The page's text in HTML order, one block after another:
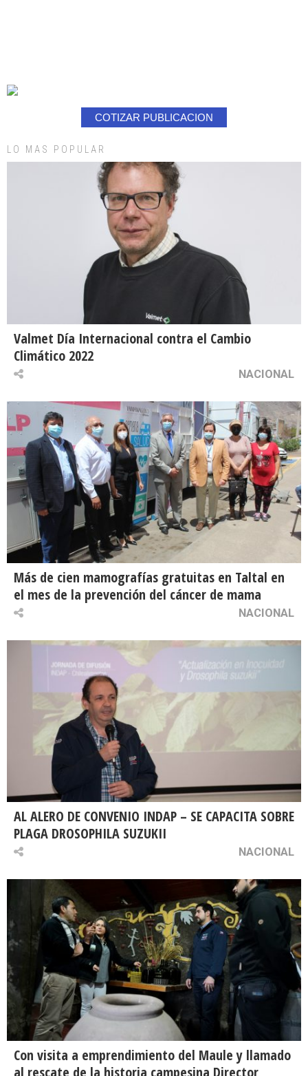
COTIZAR PUBLICACION
LO MAS POPULAR
Valmet Día Internacional contra el Cambio
Climático 2022
NACIONAL
Más de cien mamografías gratuitas en Taltal en
el mes de la prevención del cáncer de mama
NACIONAL
AL ALERO DE CONVENIO INDAP – SE CAPACITA SOBRE
PLAGA DROSOPHILA SUZUKII
NACIONAL
Con visita a emprendimiento del Maule y llamado
al rescate de la historia campesina Director